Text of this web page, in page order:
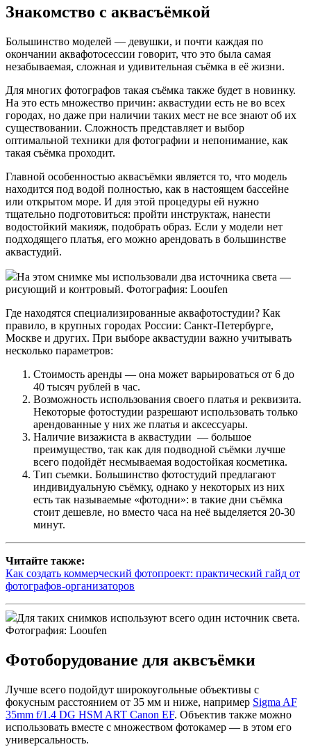
Знакомство с аквасъёмкой
Большинство моделей — девушки, и почти каждая по
окончании аквафотосессии говорит, что это была самая
незабываемая, сложная и удивительная съёмка в её жизни.
Для многих фотографов такая съёмка также будет в новинку.
На это есть множество причин: аквастудии есть не во всех
городах, но даже при наличии таких мест не все знают об их
существовании. Сложность представляет и выбор
оптимальной техники для фотографии и непонимание, как
такая съёмка проходит.
Главной особенностью аквасъёмки является то, что модель
находится под водой полностью, как в настоящем бассейне
или открытом море. И для этой процедуры ей нужно
тщательно подготовиться: пройти инструктаж, нанести
водостойкий макияж, подобрать образ. Если у модели нет
подходящего платья, его можно арендовать в большинстве
аквастудий.
На этом снимке мы использовали два источника света —
рисующий и контровый. Фотография: Looufen
Где находятся специализированные аквафотостудии? Как
правило, в крупных городах России: Санкт-Петербурге,
Москве и других. При выборе аквастудии важно учитывать
несколько параметров:
Стоимость аренды — она может варьироваться от 6 до
40 тысяч рублей в час.
Возможность использования своего платья и реквизита.
Некоторые фотостудии разрешают использовать только
арендованные у них же платья и аксессуары.
Наличие визажиста в аквастудии — большое
преимущество, так как для подводной съёмки лучше
всего подойдёт несмываемая водостойкая косметика.
Тип съемки. Большинство фотостудий предлагают
индивидуальную съёмку, однако у некоторых из них
есть так называемые «фотодни»: в такие дни съёмка
стоит дешевле, но вместо часа на неё выделяется 20-30
минут.
Читайте также:
Как создать коммерческий фотопроект: практический гайд от
фотографов-организаторов
Для таких снимков используют всего один источник света.
Фотография: Looufen
Фотоборудование для аквсъёмки
Лучше всего подойдут широкоугольные объективы с
фокусным расстоянием от 35 мм и ниже, например Sigma AF
35mm f/1.4 DG HSM ART Canon EF. Объектив также можно
использовать вместе с множеством фотокамер — в этом его
универсальность.